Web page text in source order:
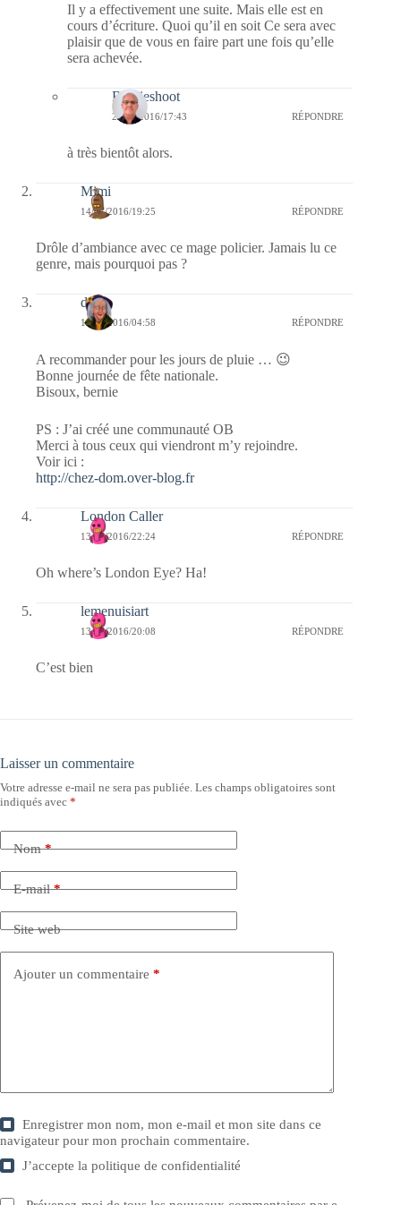
Il y a effectivement une suite. Mais elle est en
cours d’écriture. Quoi qu’il en soit Ce sera avec
plaisir que de vous en faire part une fois qu’elle
sera achevée.
Bernieshoot
22/08/2016/17:43 RÉPONDRE
à très bientôt alors.
Mimi
14/07/2016/19:25 RÉPONDRE
Drôle d’ambiance avec ce mage policier. Jamais lu ce
genre, mais pourquoi pas ?
dom
14/07/2016/04:58 RÉPONDRE
A recommander pour les jours de pluie … 😉
Bonne journée de fête nationale.
Bisoux, bernie
PS : J’ai créé une communauté OB
Merci à tous ceux qui viendront m’y rejoindre.
Voir ici :
http://chez-dom.over-blog.fr
London Caller
13/07/2016/22:24 RÉPONDRE
Oh where’s London Eye? Ha!
lemenuisiart
13/07/2016/20:08 RÉPONDRE
C’est bien
Laisser un commentaire
Votre adresse e-mail ne sera pas publiée. Les champs obligatoires sont
indiqués avec *
Nom*
E-mail*
Site web
Ajouter un commentaire *
Enregistrer mon nom, mon e-mail et mon site dans ce
navigateur pour mon prochain commentaire.
J’accepte lapolitique de confidentialité